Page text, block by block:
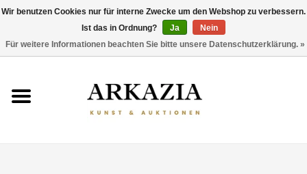
AKTUELLER KATALOG
Wir benutzen Cookies nur für interne Zwecke um den Webshop zu verbessern.
Ist das in Ordnung?
Ja
Nein
Für weitere Informationen beachten Sie bitte unsere Datenschutzerklärung. »